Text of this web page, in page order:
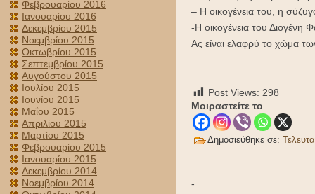
Φεβρουαρίου 2016
Ιανουαρίου 2016
Δεκεμβρίου 2015
Νοεμβρίου 2015
Οκτωβρίου 2015
Σεπτεμβρίου 2015
Αυγούστου 2015
Ιουλίου 2015
Ιουνίου 2015
Μαΐου 2015
Απριλίου 2015
Μαρτίου 2015
Φεβρουαρίου 2015
Ιανουαρίου 2015
Δεκεμβρίου 2014
Νοεμβρίου 2014
– Η οικογένεια του, η
-Η οικογένεια του
Ας είναι ελαφρύ το χώμα
Post Views: 298
Μοιραστείτε το
Δημοσιεύθηκε σε:
-